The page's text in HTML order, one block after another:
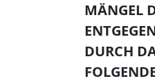
MÄNGEL
DURCH